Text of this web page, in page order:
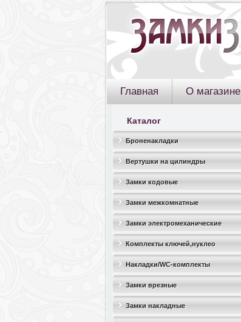
Главная О магазине
Каталог
Броненакладки
Вертушки на цилиндры
Замки кодовые
Замки межкомнатные
Замки электромеханические
Комплекты ключей,нуклео
Накладки/WC-комплекты
Замки врезные
Замки накладные